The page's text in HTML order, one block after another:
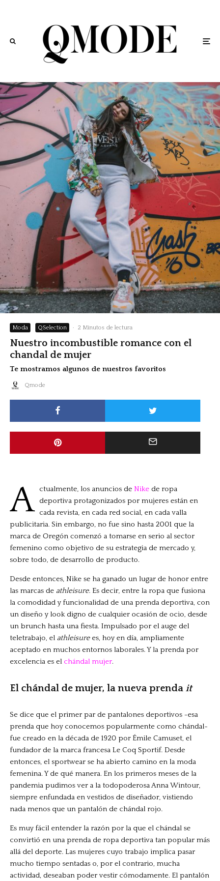
Moda QSelection · 2 Minutos de lectura
Nuestro incombustible romance con el
chandal de mujer
Te mostramos algunos de nuestros favoritos
Qmode
A ctualmente, los anuncios de Nike de ropa
deportiva protagonizados por mujeres están en
cada revista, en cada red social, en cada valla
publicitaria. Sin embargo, no fue sino hasta 2001 que la
marca de Oregón comenzó a tomarse en serio al sector
femenino como objetivo de su estrategia de mercado y,
sobre todo, de desarrollo de producto.
Desde entonces, Nike se ha ganado un lugar de honor entre
las marcas de athleisure. Es decir, entre la ropa que fusiona
la comodidad y funcionalidad de una prenda deportiva, con
un diseño y look digno de cualquier ocasión de ocio, desde
un brunch hasta una fiesta. Impulsado por el auge del
teletrabajo, el athleisurees, hoy en día, ampliamente
aceptado en muchos entornos laborales. Y la prenda por
excelencia es el chándal mujer.
El chándal de mujer, la nueva prenda it
Se dice que el primer par de pantalones deportivos -esa
prenda que hoy conocemos popularmente como chándal-
fue creado en la década de 1920 por Émile Camuset, el
fundador de la marca francesa Le Coq Sportif. Desde
entonces, el sportwear se ha abierto camino en la moda
femenina. Y de qué manera. En los primeros meses de la
pandemia pudimos ver a la todopoderosa Anna Wintour,
siempre enfundada en vestidos de diseñador, vistiendo
nada menos que un pantalón de chándal rojo.
Es muy fácil entender la razón por la que el chándal se
convirtió en una prenda de ropa deportiva tan popular más
allá del deporte. Las mujeres cuyo trabajo implica pasar
mucho tiempo sentadas o, por el contrario, mucha
actividad, deseaban poder vestir cómodamente. El pantalón